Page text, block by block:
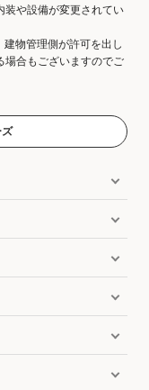
や設備が変更されてい
物管理側が許可を出し
場合もございますのでご